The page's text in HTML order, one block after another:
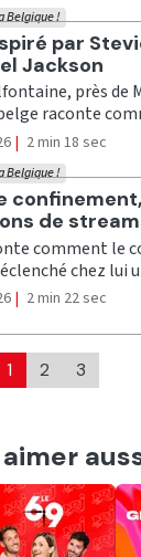
par
Jackson
Belgique !
près de
raconte
| 2 min 18 sec
de
Belgique !
comment le
chez lui
| 2 min 22 sec
1 2 3